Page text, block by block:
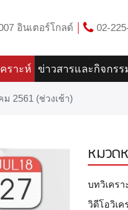
อินเตอร์โกลด์ 02-
ราะห์ ข่าวสารและกิจกรร
2561 (ช่วงเช้า)
หมวด
บทวิเคร
วิดีโอวิเ